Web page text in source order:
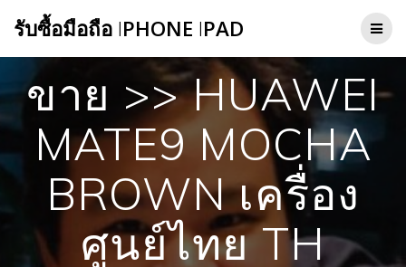
to
รับซื้อมือถือ IPHONE IPAD
ขาย >> HUAWEI
MATE9 MOCHA
BROWN เครื่อง
ศูนย์ไทย TH